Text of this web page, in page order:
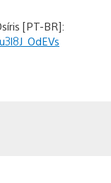
[PT-BR]: